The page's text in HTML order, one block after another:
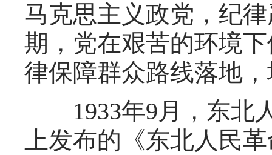
马克思主义政党，纪
期，党在艰苦的环境
律保障群众路线落地
1933年9月，东北人
上发布的《东北人民